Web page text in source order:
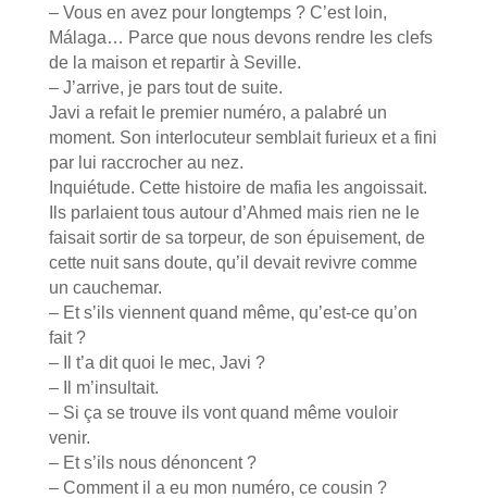
– Vous en avez pour longtemps ? C’est loin,
Málaga… Parce que nous devons rendre les clefs
de la maison et repartir à Seville.
– J’arrive, je pars tout de suite.
Javi a refait le premier numéro, a palabré un
moment. Son interlocuteur semblait furieux et a fini
par lui raccrocher au nez.
Inquiétude. Cette histoire de mafia les angoissait.
Ils parlaient tous autour d’Ahmed mais rien ne le
faisait sortir de sa torpeur, de son épuisement, de
cette nuit sans doute, qu’il devait revivre comme
un cauchemar.
– Et s’ils viennent quand même, qu’est-ce qu’on
fait ?
– Il t’a dit quoi le mec, Javi ?
– Il m’insultait.
– Si ça se trouve ils vont quand même vouloir
venir.
– Et s’ils nous dénoncent ?
– Comment il a eu mon numéro, ce cousin ?